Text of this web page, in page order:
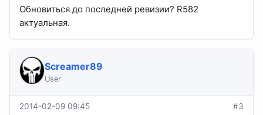
Обновиться до последней ревизии? R582
актуальная.
Screamer89
User
2014-02-09 09:45 #3